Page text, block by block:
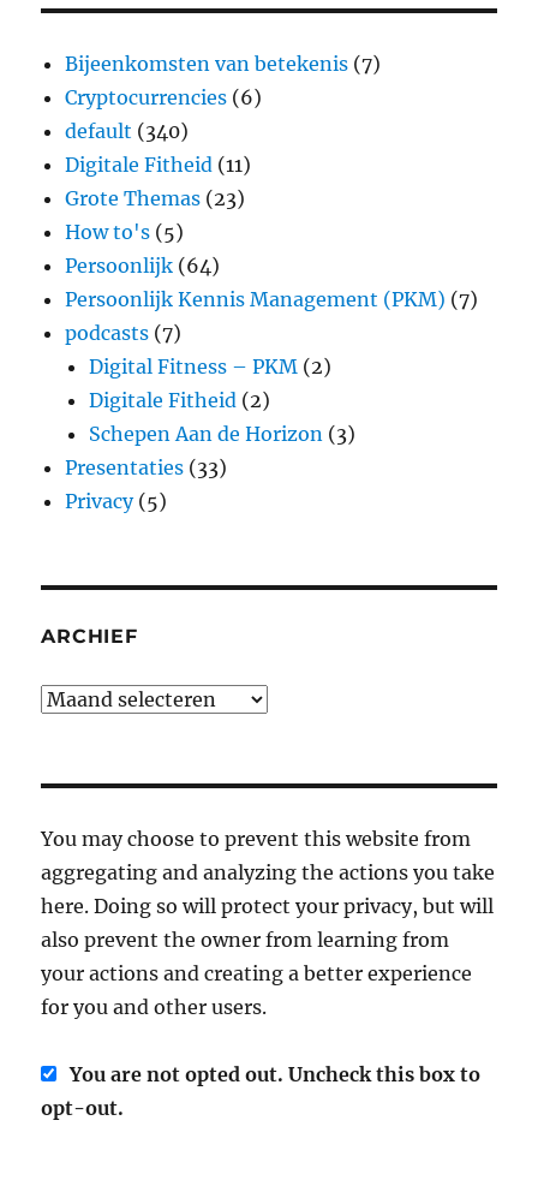
Bijeenkomsten van betekenis (7)
Cryptocurrencies (6)
default (340)
Digitale Fitheid (11)
Grote Themas (23)
How to's (5)
Persoonlijk (64)
Persoonlijk Kennis Management (PKM) (7)
podcasts (7)
Digital Fitness – PKM (2)
Digitale Fitheid (2)
Schepen Aan de Horizon (3)
Presentaties (33)
Privacy(5)
ARCHIEF
Archief
You may choose to prevent this website from
aggregating and analyzing the actions you take
here. Doing so will protect your privacy, but will
also prevent the owner from learning from
your actions and creating a better experience
for you and other users.
You are not opted out. Uncheck this box to
opt-out.